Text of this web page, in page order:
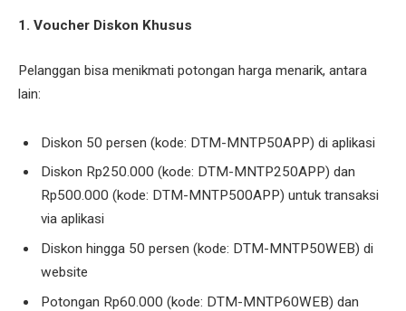
1. Voucher Diskon Khusus
Pelanggan bisa menikmati potongan harga menarik, antara
lain:
Diskon 50 persen (kode: DTM-MNTP50APP) di aplikasi
Diskon Rp250.000 (kode: DTM-MNTP250APP) dan
Rp500.000 (kode: DTM-MNTP500APP) untuk transaksi
via aplikasi
Diskon hingga 50 persen (kode: DTM-MNTP50WEB) di
website
Potongan Rp60.000 (kode: DTM-MNTP60WEB) dan